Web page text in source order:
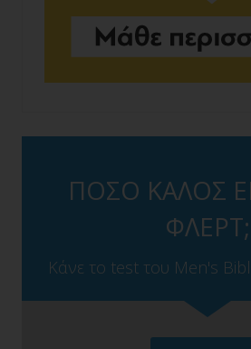
ΠΟΣΟ ΚΑΛΟΣ
ΦΛΕΡΤ;
Κάνε το test του Men's